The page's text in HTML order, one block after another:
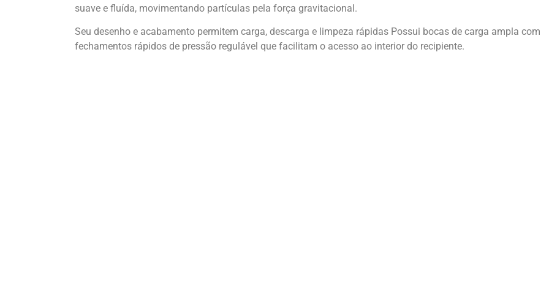
suave e fluída, movimentando partículas pela força gravitacional.
Seu desenho e acabamento permitem carga, descarga e limpeza rápidas Possui bocas de carga ampla com
fechamentos rápidos de pressão regulável que facilitam o acesso ao interior do recipiente.